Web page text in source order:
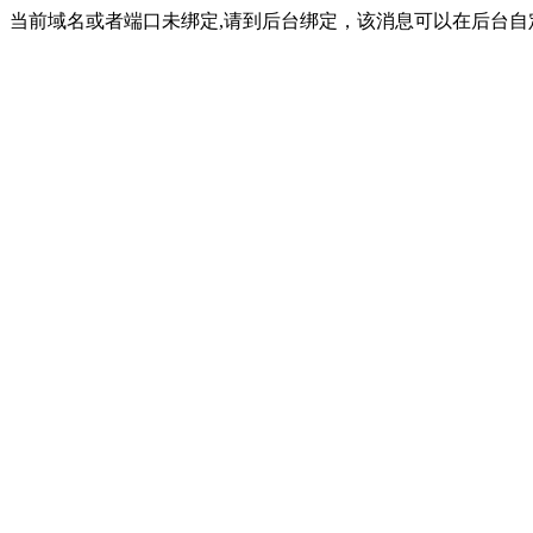
当前域名或者端口未绑定,请到后台绑定，该消息可以在后台自